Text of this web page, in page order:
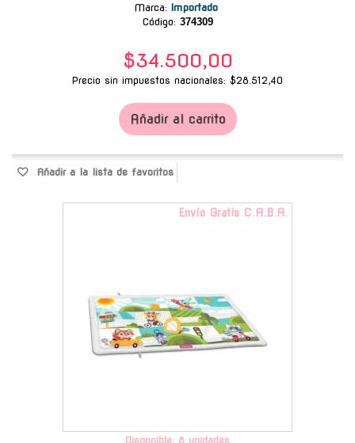
Marca: Importado
Código: 374309
$34.500,00
Precio sin impuestos nacionales: $28.512,40
Añadir al carrito
Añadir a la lista de favoritos
Envío Gratis C.A.B.A.
Disponible: 8 unidades